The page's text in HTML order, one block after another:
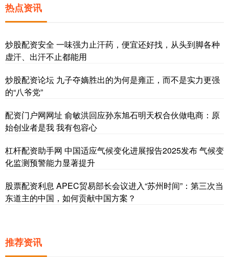
热点资讯
炒股配资安全 一味强力止汗药，便宜还好找，从头到脚各种
虚汗、出汗不止都能用
炒股配资论坛 九子夺嫡胜出的为何是雍正，而不是实力更强
的“八爷党”
配资门户网网址 俞敏洪回应孙东旭石明天权合伙做电商：原
始创业者是我 我有包容心
杠杆配资助手网 中国适应气候变化进展报告2025发布 气候变
化监测预警能力显著提升
股票配资利息 APEC贸易部长会议进入“苏州时间”：第三次当
东道主的中国，如何贡献中国方案？
推荐资讯